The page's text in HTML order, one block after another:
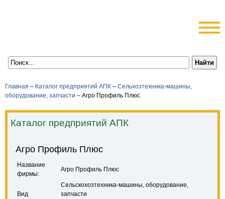
Главная – Каталог предприятий АПК – Сельхозтехника-машины,
оборудование, запчасти – Агро Профиль Плюс
Каталог предприятий АПК
Агро Профиль Плюс
Название
фирмы:
Агро Профиль Плюс
Вид
Сельскохозтехника-машины, оборудование,
запчасти